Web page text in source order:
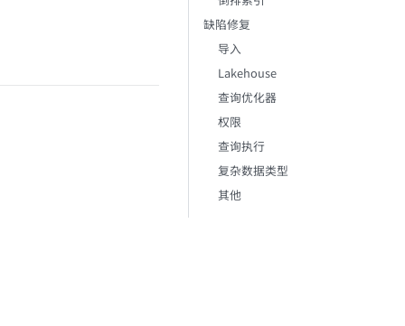
缺陷修复
导入
Lakehouse
查询优化器
权限
查询执行
复杂数据类型
其他